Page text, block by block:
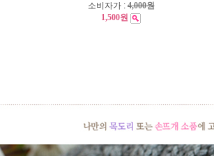
소비자가 :4,000원
1,500원